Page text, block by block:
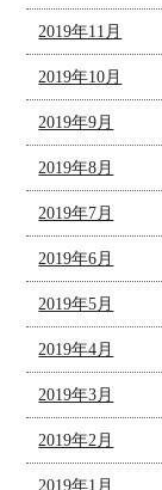
2019年11月
2019年10月
2019年9月
2019年8月
2019年7月
2019年6月
2019年5月
2019年4月
2019年3月
2019年2月
2019年1月